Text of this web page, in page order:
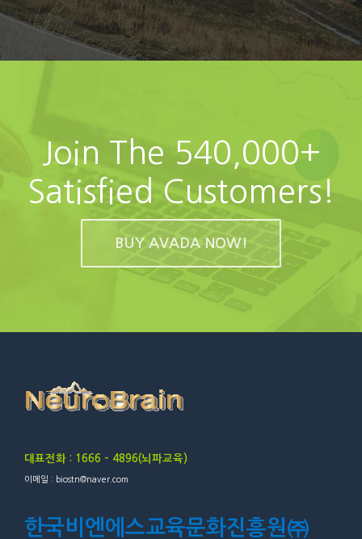
Join The 540,000+
Satisfied Customers!
BUY AVADA NOW!
대표전화 : 1666 – 4896(뇌파교육)
이메일 : biostn@naver.com
한국비엔에스교육문화진흥원㈜